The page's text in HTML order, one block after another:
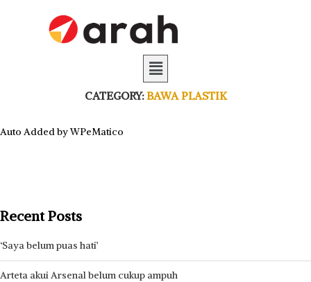
CATEGORY: BAWA PLASTIK
Auto Added by WPeMatico
Recent Posts
‘Saya belum puas hati’
Arteta akui Arsenal belum cukup ampuh